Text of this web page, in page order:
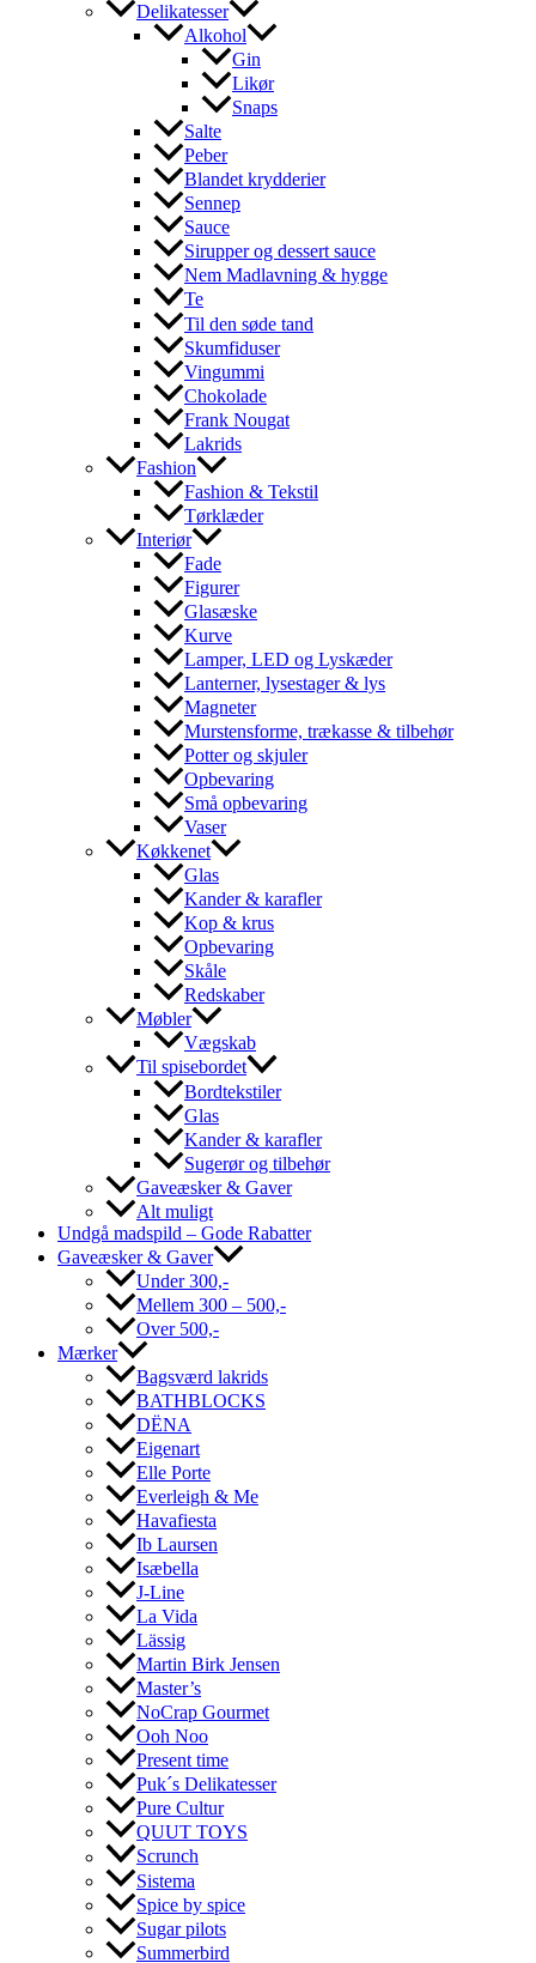
Delikatesser
Alkohol
Gin
Likør
Snaps
Salte
Peber
Blandet krydderier
Sennep
Sauce
Sirupper og dessert sauce
Nem Madlavning & hygge
Te
Til den søde tand
Skumfiduser
Vingummi
Chokolade
Frank Nougat
Lakrids
Fashion
Fashion & Tekstil
Tørklæder
Interiør
Fade
Figurer
Glasæske
Kurve
Lamper, LED og Lyskæder
Lanterner, lysestager & lys
Magneter
Murstensforme, trækasse & tilbehør
Potter og skjuler
Opbevaring
Små opbevaring
Vaser
Køkkenet
Glas
Kander & karafler
Kop & krus
Opbevaring
Skåle
Redskaber
Møbler
Vægskab
Til spisebordet
Bordtekstiler
Glas
Kander & karafler
Sugerør og tilbehør
Gaveæsker & Gaver
Alt muligt
Undgå madspild – Gode Rabatter
Gaveæsker & Gaver
Under 300,-
Mellem 300 – 500,-
Over 500,-
Mærker
Bagsværd lakrids
BATHBLOCKS
DËNA
Eigenart
Elle Porte
Everleigh & Me
Havafiesta
Ib Laursen
Isæbella
J-Line
La Vida
Lässig
Martin Birk Jensen
Master’s
NoCrap Gourmet
Ooh Noo
Present time
Puk´s Delikatesser
Pure Cultur
QUUT TOYS
Scrunch
Sistema
Spice by spice
Sugar pilots
Summerbird